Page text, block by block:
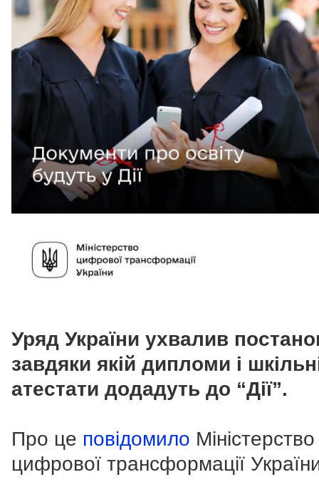
Уряд України ухвалив
завдяки якій дипломи і
атестати додадуть до “Дії”.
Про це повідомило Міністерство
цифрової трансформації